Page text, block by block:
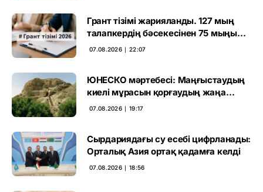
Грант тізімі жарияланды. 127 мың
талапкердің бәсекесінен 75 мыңы
өтті
07.08.2026 ∣ 22:07
ЮНЕСКО мәртебесі: Маңғыстаудың
киелі мұрасын қорғаудың жаңа
кезеңі басталды
07.08.2026 ∣ 19:17
Сырдариядағы су есебі цифрланады:
Орталық Азия ортақ қадамға келді
07.08.2026 ∣ 18:56